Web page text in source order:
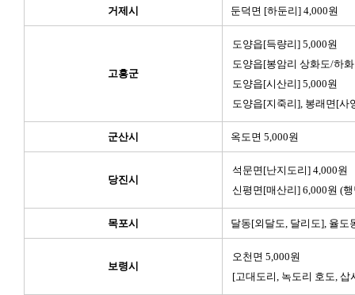
거제시 둔덕면 [하둔리] 4,000원
고흥군
도양읍[득량리] 5,000원
도양읍[봉암리 상화도/하
도양읍[시산리] 5,000원
도양읍[지죽리], 봉래면[사
군산시 옥도면 5,000원
당진시
석문면[난지도리] 4,000원
신평면[매산리] 6,000원 (
목포시 달동[외달도, 달리도], 율도
보령시
오천면 5,000원
[고대도리, 녹도리 호도,